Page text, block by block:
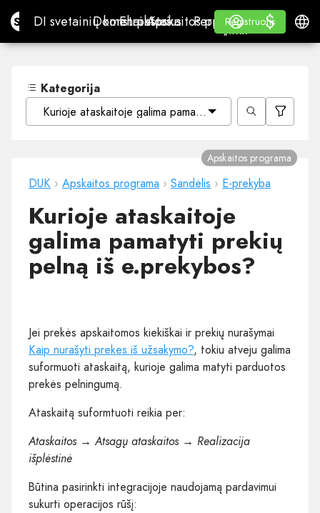
Site.proDI svetainių konstruktorius
DI svetainių konstruktorius
Domenai
DomenaiEl. paštas
El. paštasApskaitos programa
Apskaitos programa
Perpardavėjams
„WHITE LABEL“
Mokymasis
Mokymasis
Registruotis
Registruotis
Prisijungti
$
$
Kategorija
Kurioje ataskaitoje galima pamatyti prekių pelną iš
DUK › Apskaitos programa › Sandėlis › E-prekyba
Apskaitos programa
Kurioje ataskaitoje
galima pamatyti prekių
pelną iš e.prekybos?
Jei prekės apskaitomos kiekiškai ir prekių nurašymai
Kaip nurašyti prekes iš užsakymo?, tokiu atveju galima
suformuoti ataskaitą, kurioje galima matyti parduotos
prekės pelningumą.
Ataskaitą suformtuoti reikia per:
Ataskaitos → Atsagų ataskaitos → Realizacija
išplėstinė
Būtina pasirinkti integracijoje naudojamą pardavimui
sukurti operacijos rūšį: